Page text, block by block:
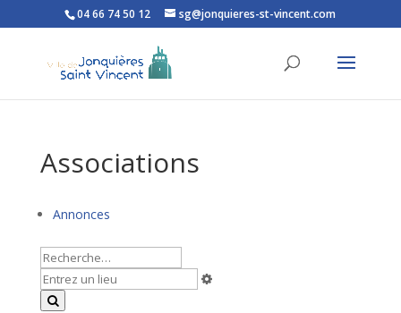
Ouvrir la barre d’outils
04 66 74 50 12 sg@jonquieres-st-vincent.com
Associations
Annonces